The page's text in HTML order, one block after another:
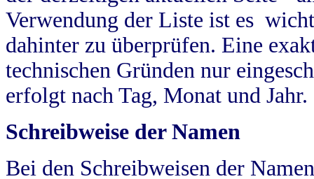
Verwendung der Liste ist es
dahinter zu überprüfen. Eine
technischen Gründen nur
erfolgt nach Tag, Monat und Jahr.
Schreibweise der Namen
Bei den Schreibweisen der